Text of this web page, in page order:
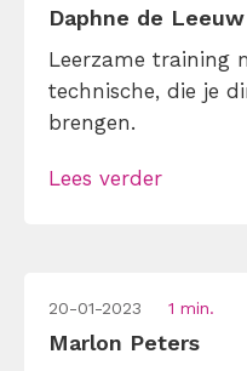
Daphne de Leeuw
Leerzame training
technische, die je
brengen.
Lees verder
20-01-2023 1 min.
Marlon Peters